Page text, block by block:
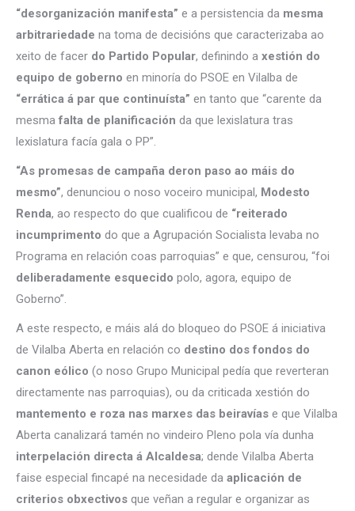
“desorganización manifesta” e a persistencia da mesma
arbitrariedade na toma de decisións que caracterizaba ao
xeito de facer do Partido Popular, definindo a xestión do
equipo de goberno en minoría do PSOE en Vilalba de
“errática á par que continuísta” en tanto que “carente da
mesma falta de planificación da que lexislatura tras
lexislatura facía gala o PP”.
“As promesas de campaña deron paso ao máis do
mesmo”, denunciou o noso voceiro municipal, Modesto
Renda, ao respecto do que cualificou de “reiterado
incumprimento do que a Agrupación Socialista levaba no
Programa en relación coas parroquias” e que, censurou, “foi
deliberadamente esquecido polo, agora, equipo de
Goberno”.
A este respecto, e máis alá do bloqueo do PSOE á iniciativa
de Vilalba Aberta en relación co destino dos fondos do
canon eólico (o noso Grupo Municipal pedía que reverteran
directamente nas parroquias), ou da criticada xestión do
mantemento e roza nas marxes das beiravías e que Vilalba
Aberta canalizará tamén no vindeiro Pleno pola vía dunha
interpelación directa á Alcaldesa; dende Vilalba Aberta
faise especial fincapé na necesidade da aplicación de
criterios obxectivos que veñan a regular e organizar as